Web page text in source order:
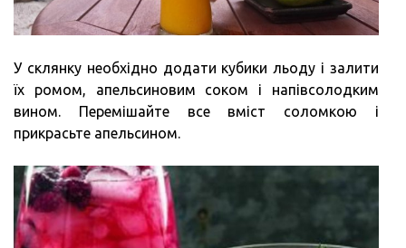
У склянку необхідно додати кубики льоду і залити
їх ромом, апельсиновим соком і напівсолодким
вином. Перемішайте все вміст соломкою і
прикрасьте апельсином.